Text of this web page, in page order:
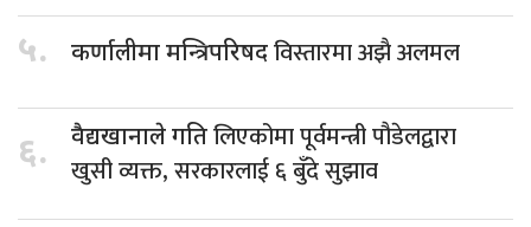
५. कर्णालीमा मन्त्रिपरिषदविस्तारमा अझै अलमल
६. वैद्यखानाले गतिलिएकोमा पूर्वमन्त्री पौडेलद्वारा
खुसी व्यक्त, सरकारलाई ६ बुँदे सुझाव